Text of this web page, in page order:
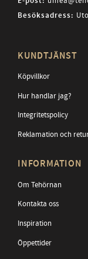
Besöksadress:
KUNDTJÄNST
Köpvillkor
Hur handlar jag?
Integritetspolicy
Reklamation och
INFORMATION
Om Tehörnan
Kontakta oss
Inspiration
Öppettider